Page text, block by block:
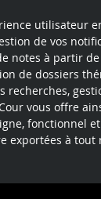
utilisateur
de vos
notes à partir
de dossiers
recherches,
vous offre
fonctionnel
exportées à tout